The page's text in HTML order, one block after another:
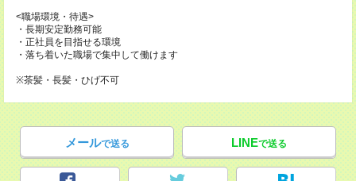
<職場環境・待遇>
・長期安定勤務可能
・正社員を目指せる環境
・落ち着いた職場で集中して働けます
※茶髪・長髪・ひげ不可
メールで送る LINEで送る